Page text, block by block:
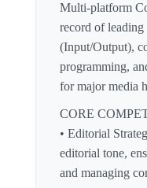
Multi-platform
record of leading
(Input/Output),
programming,
for major media
CORE
• Editorial
editorial tone,
and managing